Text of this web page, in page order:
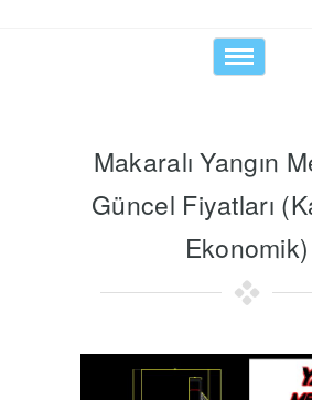
Toggle
navigation
Makaralı Yangın
Güncel Fiyatları
Ekonomik)